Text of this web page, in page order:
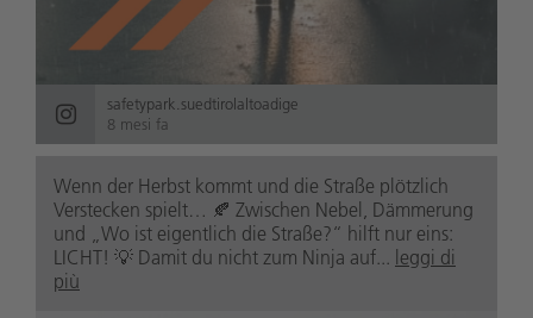
safetypark.suedtirolaltoadige
8 mesi fa
Wenn der Herbst kommt und die Straße plötzlich
Verstecken spielt… 🍂 Zwischen Nebel, Dämmerung
und „Wo ist eigentlich die Straße?“ hilft nur eins:
LICHT! 💡 Damit du nicht zum Ninja auf... leggi di
più